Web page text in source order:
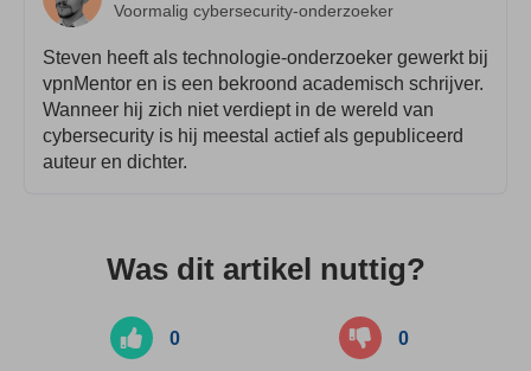
Voormalig cybersecurity-onderzoeker
Steven heeft als technologie-onderzoeker gewerkt bij
vpnMentor en is een bekroond academisch schrijver.
Wanneer hij zich niet verdiept in de wereld van
cybersecurity is hij meestal actief als gepubliceerd
auteur en dichter.
Was dit artikel nuttig?
0 0